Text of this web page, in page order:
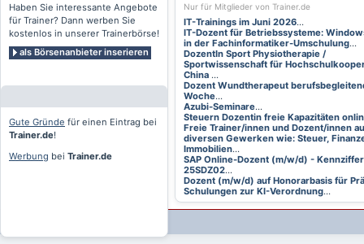
Haben Sie interessante Angebote
für Trainer? Dann werben Sie
kostenlos in unserer Trainerbörse!
als Börsenanbieter inserieren
Gute Gründe für einen Eintrag bei
Trainer.de!
Werbung bei Trainer.de
Nur für Mitglieder von Trainer.de
IT-Trainings im Juni 2026...
IT-Dozent für Betriebssysteme:
in der Fachinformatiker-Umschulung...
DozentIn Sport Physiotherapie /
Sportwissenschaft für
China ...
Dozent Wundtherapeut
Woche...
Azubi-Seminare...
Steuern Dozentin freie Kapazitäten
Freie Trainer/innen und Dozent/innen
diversen Gewerken wie: Steuer,
Immobilien...
SAP Online-Dozent (m/w/d) -
25SDZ02...
Dozent (m/w/d) auf Honorarbasis für
Schulungen zur KI-Verordnung...